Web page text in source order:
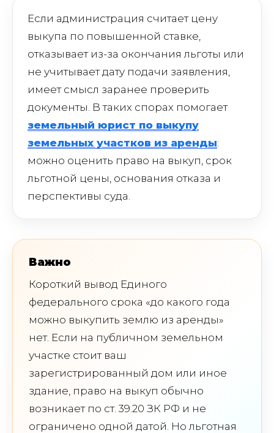
Если администрация считает цену
выкупа по повышенной ставке,
отказывает из-за окончания льготы или
не учитывает дату подачи заявления,
имеет смысл заранее проверить
документы. В таких спорах помогает
земельный юрист по выкупу
земельных участков из аренды:
можно оценить право на выкуп, срок
льготной цены, основания отказа и
перспективы суда.
Важно
Короткий вывод Единого
федерального срока «до какого года
можно выкупить землю из аренды»
нет. Если на публичном земельном
участке стоит ваш
зарегистрированный дом или иное
здание, право на выкуп обычно
возникает по ст. 39.20 ЗК РФ и не
ограничено одной датой. Но льготная